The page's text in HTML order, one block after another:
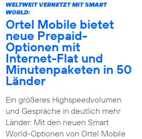
WELTWEIT VERNETZT MIT SMART
WORLD:
Ortel Mobile bietet
neue Prepaid-
Optionen mit
Internet-Flat und
Minutenpaketen in 50
Länder
Ein größeres Highspeedvolumen
und Gespräche in deutlich mehr
Länder: Mit den neuen Smart
World-Optionen von Ortel Mobile